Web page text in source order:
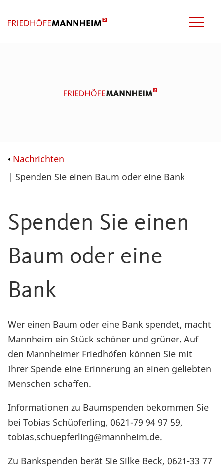
Nachrichten
| Spenden Sie einen Baum oder eine Bank
Spenden Sie einen
Baum oder eine
Bank
Wer einen Baum oder eine Bank spendet, macht
Mannheim ein Stück schöner und grüner. Auf
den Mannheimer Friedhöfen können Sie mit
Ihrer Spende eine Erinnerung an einen geliebten
Menschen schaffen.
Informationen zu Baumspenden bekommen Sie
bei Tobias Schüpferling, 0621-79 94 97 59,
tobias.schuepferling@mannheim.de.
Zu Bankspenden berät Sie Silke Beck, 0621-33 77